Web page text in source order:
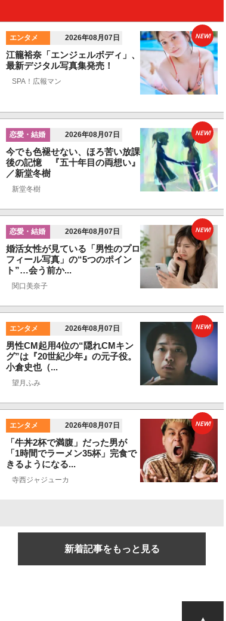
エンタメ 2026年08月07日
江籠裕奈「エンジェルボディ」、
最新デジタル写真集発売！
SPA！広報マン
NEW!
恋愛・結婚 2026年08月07日
今でも色褪せない、ほろ苦い放課
後の記憶 『五十年目の両想い』
／新堂冬樹
新堂冬樹
NEW!
恋愛・結婚 2026年08月07日
婚活女性が見ている「男性のプロ
フィール写真」の“5つのポイン
ト”…会う前か...
関口美奈子
NEW!
エンタメ 2026年08月07日
男性CM起用4位の“隠れCMキン
グ”は『20世紀少年』の元子役。
小倉史也（...
望月ふみ
NEW!
エンタメ 2026年08月07日
「牛丼2杯で満腹」だった男が
「1時間でラーメン35杯」完食で
きるようになる...
寺西ジャジューカ
NEW!
新着記事をもっと見る
▲